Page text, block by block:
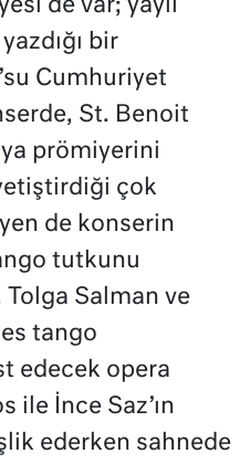
de var; yaylı
bir
Cumhuriyet
St. Benoit
prömiyerini
çok
de konserin
tutkunu
Tolga Salman ve
tango
edecek opera
ile İnce Saz’ın
ederken sahnede